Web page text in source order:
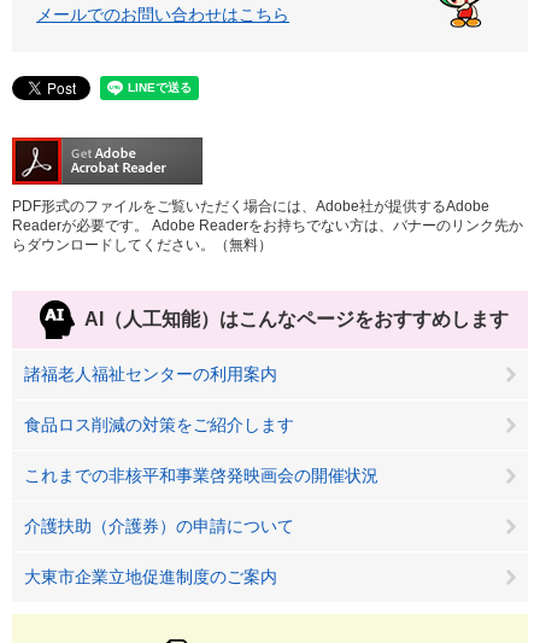
メールでのお問い合わせはこちら
PDF形式のファイルをご覧いただく場合には、Adobe社が提供するAdobe
Readerが必要です。
Adobe Readerをお持ちでない方は、バナーのリンク先か
らダウンロードしてください。（無料）
AI（人工知能）はこんなページをおすすめします
諸福老人福祉センターの利用案内
食品ロス削減の対策をご紹介します
これまでの非核平和事業啓発映画会の開催状況
介護扶助（介護券）の申請について
大東市企業立地促進制度のご案内